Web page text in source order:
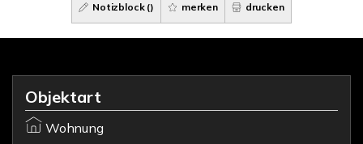
Notizblock () merken drucken
Objektart
Wohnung